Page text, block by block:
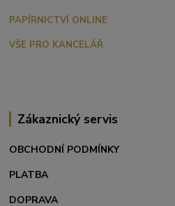
PAPÍRNICTVÍ ONLINE
VŠE PRO KANCELÁŘ
Zákaznický servis
OBCHODNÍ PODMÍNKY
PLATBA
DOPRAVA